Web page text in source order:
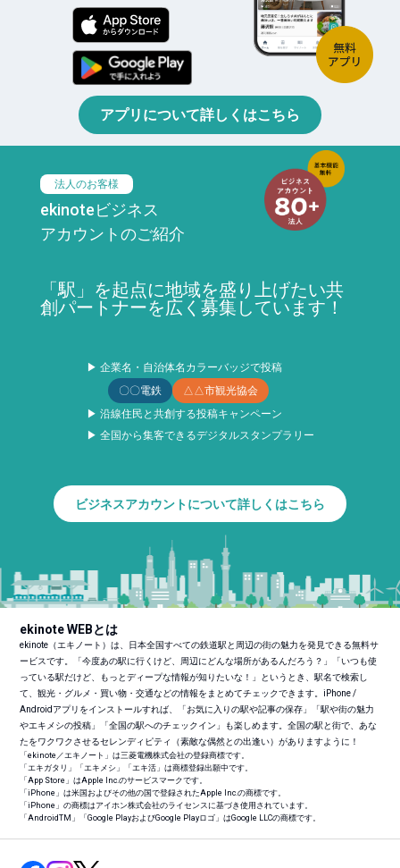
アプリについて詳しくはこちら
法人のお客様
ekinoteビジネス
アカウントのご紹介
「駅」を起点に地域を盛り上げたい共
創パートナーを広く募集しています！
▶ 企業名・自治体名カラーバッジで投稿
〇〇電鉄
△△市観光協会
▶ 沿線住民と共創する投稿キャンペーン
▶ 全国から集客できるデジタルスタンプラリー
ビジネスアカウントについて詳しくはこちら
ekinote WEBとは
ekinote（エキノート）は、日本全国すべての鉄道駅と周辺の街の魅力を発見できる無料サ
ービスです。「今度あの駅に行くけど、周辺にどんな場所があるんだろう？」「いつも使
っている駅だけど、もっとディープな情報が知りたいな！」というとき、駅名で検索し
て、観光・グルメ・買い物・交通などの情報をまとめてチェックできます。iPhone /
Androidアプリをインストールすれば、「お気に入りの駅や記事の保存」「駅や街の魅力
やエキメシの投稿」「全国の駅へのチェックイン」も楽しめます。全国の駅と街で、あな
たをワクワクさせるセレンディピティ（素敵な偶然との出逢い）がありますように！
「ekinote／エキノート」は三菱電機株式会社の登録商標です。
「エキガタリ」「エキメシ」「エキ活」は商標登録出願中です。
「App Store」はApple Inc.のサービスマークです。
「iPhone」は米国およびその他の国で登録されたApple Inc.の商標です。
「iPhone」の商標はアイホン株式会社のライセンスに基づき使用されています。
「AndroidTM 」「Google PlayおよびGoogle Playロゴ」はGoogle LLCの商標です。